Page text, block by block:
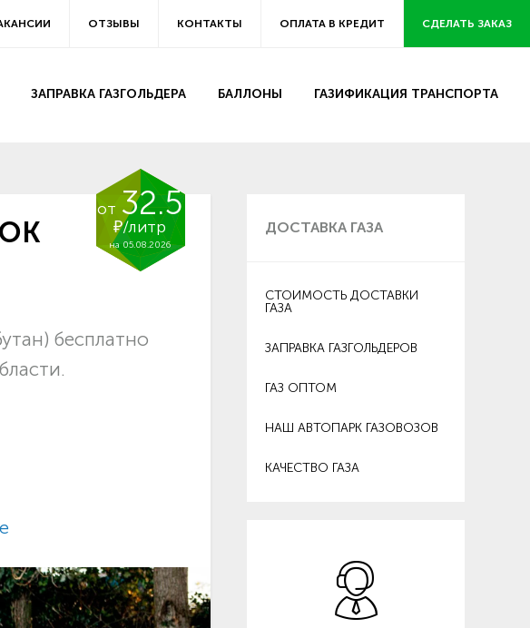
ОТЗЫВЫ КОНТАКТЫ ОПЛАТА В КРЕДИТ СДЕЛАТЬ ЗАКАЗ
ЗАПРАВКА ГАЗГОЛЬДЕРА БАЛЛОНЫ ГАЗИФИКАЦИЯ ТРАНСПОРТА
от 32.5
₽/литр
на 05.08.2026
бесплатно
ДОСТАВКА ГАЗА
СТОИМОСТЬ ДОСТАВКИ
ГАЗА
ЗАПРАВКА ГАЗГОЛЬДЕРОВ
ГАЗ ОПТОМ
НАШ АВТОПАРК ГАЗОВОЗОВ
КАЧЕСТВО ГАЗА